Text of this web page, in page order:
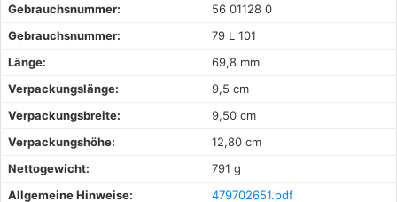
Gebrauchsnummer:
56 01128 0
Gebrauchsnummer:
79 L 101
Länge:
69,8 mm
Verpackungslänge:
9,5 cm
Verpackungsbreite:
9,50 cm
Verpackungshöhe:
12,80 cm
Nettogewicht:
791 g
Allgemeine Hinweise:
479702651.pdf